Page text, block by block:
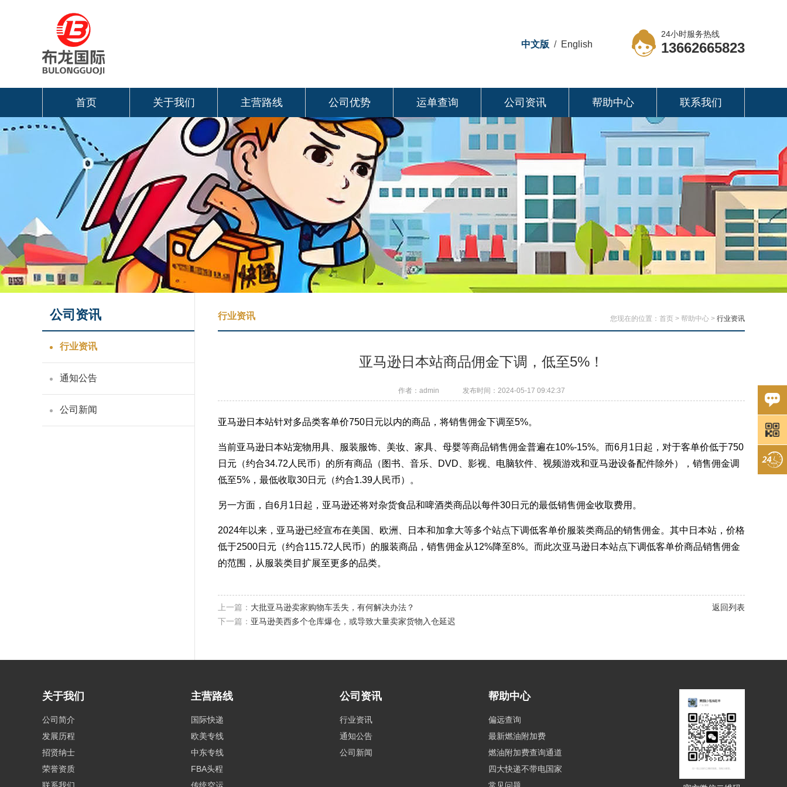
中文版 / English
24小时服务热线
13662665823
首页 关于我们 主营路线 公司优势 运单查询 公司资讯 帮助中心 联系我们
公司资讯
行业资讯
通知公告
公司新闻
行业资讯 您现在的位置： 首页 > 帮助中心 > 行业资讯
亚马逊日本站商品佣金下调，低至5%！
作者：admin 发布时间：2024-05-17 09:42:37
亚马逊日本站针对多品类客单价750日元以内的商品，将销售佣金下调至5%。
当前亚马逊日本站宠物用具、服装服饰、美妆、家具、母婴等商品销售佣金普遍在10%-15%。而6月1日起，对于客单价低于750
日元（约合34.72人民币）的所有商品（图书、音乐、DVD、影视、电脑软件、视频游戏和亚马逊设备配件除外），销售佣金调
低至5%，最低收取30日元（约合1.39人民币）。
另一方面，自6月1日起，亚马逊还将对杂货食品和啤酒类商品以每件30日元的最低销售佣金收取费用。
2024年以来，亚马逊已经宣布在美国、欧洲、日本和加拿大等多个站点下调低客单价服装类商品的销售佣金。其中日本站，价格
低于2500日元（约合115.72人民币）的服装商品，销售佣金从12%降至8%。而此次亚马逊日本站点下调低客单价商品销售佣金
的范围，从服装类目扩展至更多的品类。
上一篇： 大批亚马逊卖家购物车丢失，有何解决办法？
下一篇： 亚马逊美西多个仓库爆仓，或导致大量卖家货物入仓延迟
返回列表
关于我们
公司简介
发展历程
招贤纳士
荣誉资质
主营路线
国际快递
欧美专线
中东专线
FBA头程
公司资讯
行业资讯
通知公告
公司新闻
帮助中心
偏远查询
最新燃油附加费
燃油附加费查询通道
四大快递不带电国家